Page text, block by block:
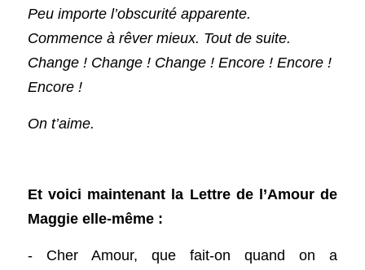
Peu importe l’obscurité apparente.
Commence à rêver mieux. Tout de suite.
Change ! Change ! Change ! Encore ! Encore !
Encore !
On t’aime.
Et voici maintenant la Lettre de l’Amour de
Maggie elle-même :
- Cher Amour, que fait-on quand on a